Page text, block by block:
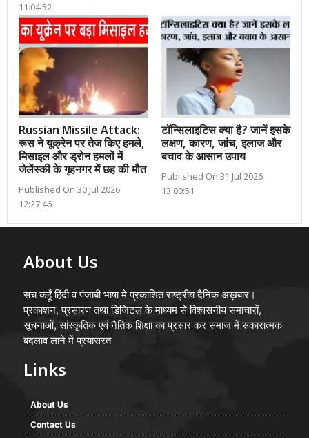
11:04:52
Russian Missile Attack:
रूस ने यूक्रेन पर तेज किए हमले,
मिसाइल और ड्रोन हमलों में
जेलेंस्की के गृहनगर में छह की मौत
Published On 30 Jul 2026
12:27:46
टॉन्सिलाइटिस क्या है? जानें इसके
लक्षण, कारण, जांच, इलाज और
बचाव के आसान उपाय
Published On 31 Jul 2026
13:00:51
About Us
सच कहूँ हिंदी व पंजाबी भाषा मे प्रकाशित राष्ट्रीय दैनिक अख़बार।
प्रकाशन, प्रसारण तथा डिजिटल के माध्यम से विश्वसनीय समाचारों,
सूचनाओं, सांस्कृतिक एवं नैतिक शिक्षा का प्रसार कर समाज में सकारात्मक
बदलाव लाने में प्रयासरत
Links
About Us
Contact Us